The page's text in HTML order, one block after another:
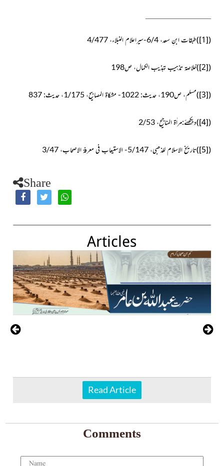
(
[1]
)طبقات ابنِ سعد، 6/4-سیراعلام النبلاء، 4/477
(
[2]
)خلاصۃ تذہیب تہذیب الکمال، ص198
(
[3]
)مسلم، ص190، حدیث: 1022- مشکاۃ المصابیح، 1/175، حدیث: 837
(
[4]
)دیکھئے:مراٰۃ المناجیح، 2/53
(
[5]
)تاریخ الاسلام للذھبی، 5/147- الاستیعاب فی معرفۃ الاصحاب، 3/47
Share
Articles
Read Article
Comments